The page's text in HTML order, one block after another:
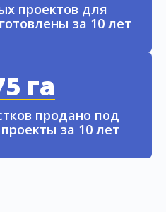
проектов для
за 10 лет
га
продано под
за 10 лет